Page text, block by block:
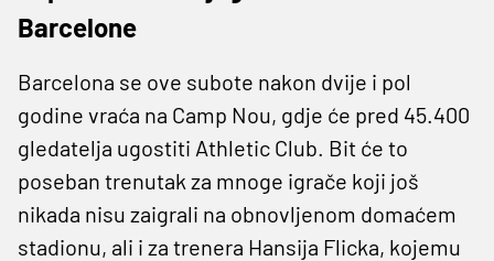
Barcelone
Barcelona se ove subote nakon dvije i pol
godine vraća na Camp Nou, gdje će pred 45.400
gledatelja ugostiti Athletic Club. Bit će to
poseban trenutak za mnoge igrače koji još
nikada nisu zaigrali na obnovljenom domaćem
stadionu, ali i za trenera Hansija Flicka, kojemu